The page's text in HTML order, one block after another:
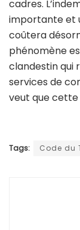
cadres.
importante et
coûtera
phénomène
clandestin qui
services de
veut que cette
Tags: Code du